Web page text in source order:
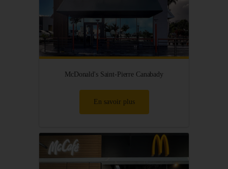
McDonald's Saint-Pierre Canabady
En savoir plus